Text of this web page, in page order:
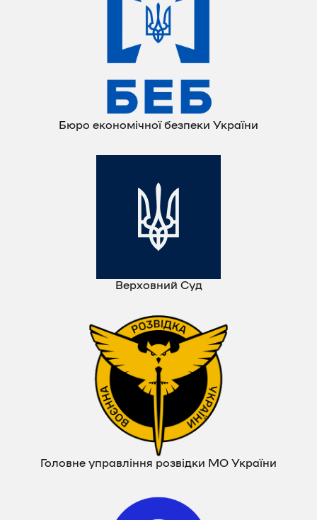
Бюро економічної безпеки України
Верховний Суд
Головне управління розвідки МО України